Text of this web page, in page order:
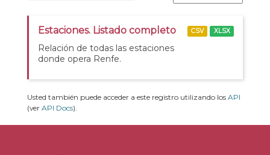
Estaciones. Listado completo
Relación de todas las estaciones
donde opera Renfe.
CSV XLSX
Usted también puede acceder a este registro utilizando los API
(ver API Docs).